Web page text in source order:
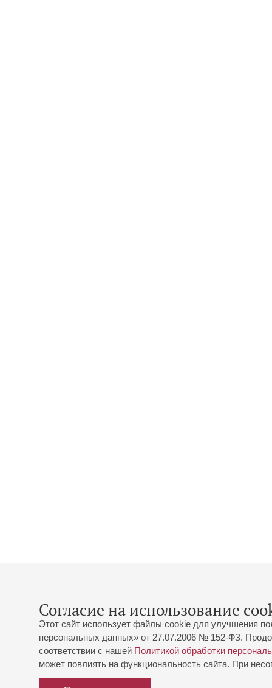
Согласие на использование
Этот сайт использует файлы cookie для улучшения
персональных данных» от 27.07.2006 № 152-ФЗ.
соответствии с нашей Политикой обработки
может повлиять на функциональность сайта. При